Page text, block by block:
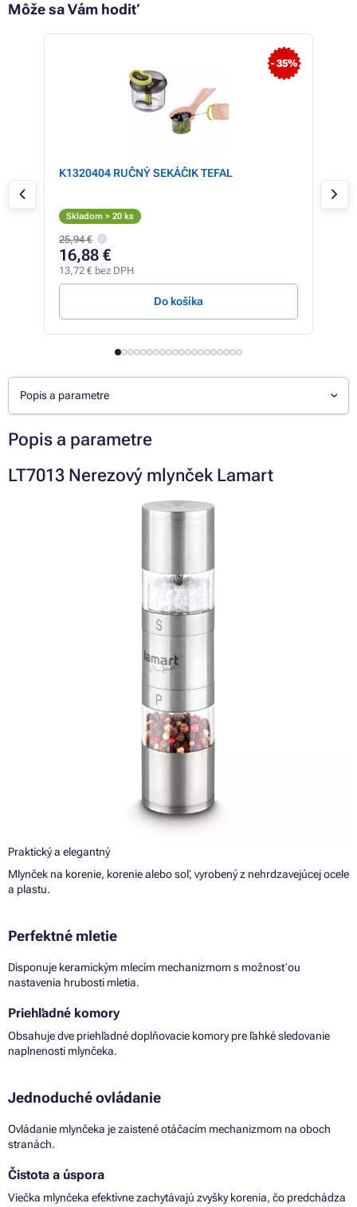
Môže sa Vám hodiť
- 35%
K1320404 RUČNÝ SEKÁČIK TEFAL
Skladom > 20 ks
25,94 €
16,88 €
13,72 € bez DPH
Do košíka
Popis a parametre
Popis a parametre
LT7013 Nerezový mlynček Lamart
Praktický a elegantný
Mlynček na korenie, korenie alebo soľ, vyrobený z nehrdzavejúcej ocele
a plastu.
Perfektné mletie
Disponuje keramickým mlecím mechanizmom s možnosťou
nastavenia hrubosti mletia.
Priehľadné komory
Obsahuje dve priehľadné doplňovacie komory pre ľahké sledovanie
naplnenosti mlynčeka.
Jednoduché ovládanie
Ovládanie mlynčeka je zaistené otáčacím mechanizmom na oboch
stranách.
Čistota a úspora
Viečka mlynčeka efektívne zachytávajú zvyšky korenia, čo predchádza